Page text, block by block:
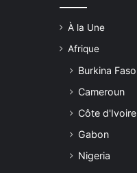
À la Une
Afrique
Burkina Faso
Cameroun
Côte d'Ivoire
Gabon
Nigeria